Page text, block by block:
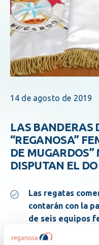
14 de agosto de 2019
LAS BANDERAS
“REGANOSA”
DE
DISPUTAN EL
Las regatas comenzarán a las 12 horas y
contarán con la
de seis equipos